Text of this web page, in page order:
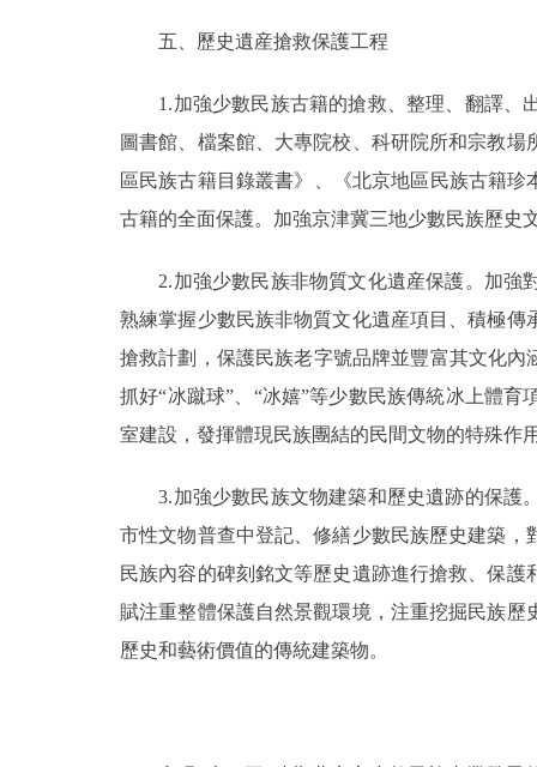
五、歷史遺産搶救保護工程
1.加強少數民族古籍的搶救、整理、翻譯、出
圖書館、檔案館、大專院校、科研院所和宗教
區民族古籍目錄叢書》、《北京地區民族古籍
古籍的全面保護。加強京津冀三地少數民族歷史
2.加強少數民族非物質文化遺産保護。加強對
熟練掌握少數民族非物質文化遺産項目、積極
搶救計劃，保護民族老字號品牌並豐富其文化
抓好“冰蹴球”、“冰嬉”等少數民族傳統冰上體
室建設，發揮體現民族團結的民間文物的特殊作
3.加強少數民族文物建築和歷史遺跡的保護。
市性文物普查中登記、修繕少數民族歷史建築
民族內容的碑刻銘文等歷史遺跡進行搶救、保
賦注重整體保護自然景觀環境，注重挖掘民族
歷史和藝術價值的傳統建築物。